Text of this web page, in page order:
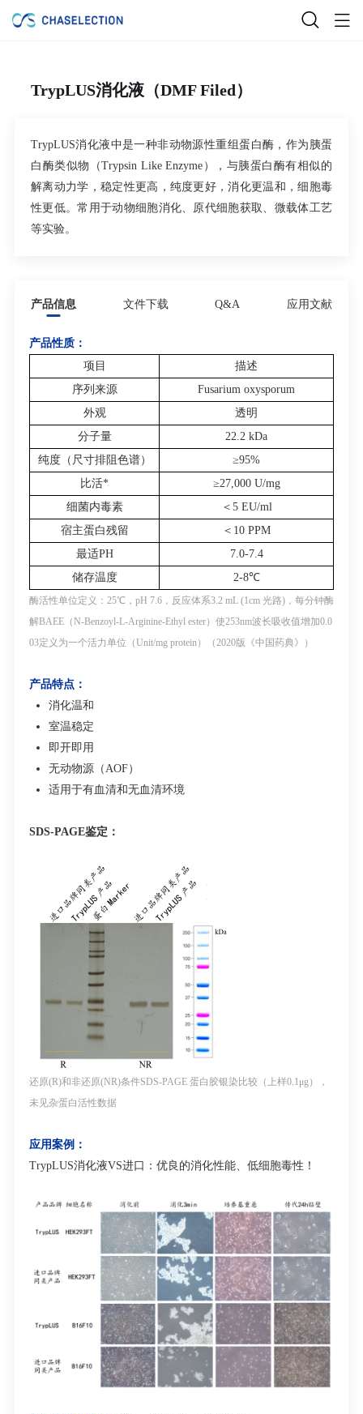
TrypLUS消化液（DMF Filed）
TrypLUS消化液中是一种非动物源性重组蛋白酶，作为胰蛋
白酶类似物（Trypsin Like Enzyme ），与胰蛋白酶有相似的
解离动力学，稳定性更高，纯度更好，消化更温和，细胞毒
性更低。常用于动物细胞消化、原代细胞获取、微载体工艺
等实验。
产品信息 文件下载 Q&A 应用文献
产品性质：
项目
描述
序列来源
Fusarium oxysporum
外观
透明
分子量
22.2 kDa
纯度（尺寸排阻色谱）
≥95%
比活*
≥27,000 U/mg
细菌内毒素
＜ 5 EU/ml
宿主蛋白残留
＜ 10 PPM
最适PH
7.0-7.4
储存温度
2-8℃
酶活性单位定义： 25℃ ， pH 7.6 ，反应体系3.2 mL (1cm 光路) ，每分钟酶
解BAEE （N-Benzoyl-L-Arginine-Ethyl ester）使253nm波长吸收值增加0.0
03定义为一个活力单位（Unit/mg protein）（2020版《中国药典》）
产品特点：
消化温和
室温稳定
即开即用
无动物源（AOF）
适用于有血清和无血清环境
SDS-PAGE鉴定 ：
还原(R)和非还原(NR)条件SDS-PAGE 蛋白胶银染比较（上样0.1μg）
，
未见杂蛋白活性数据
应用案例：
TrypLUS消化液VS进口：优良的消化性能、低细胞毒性！